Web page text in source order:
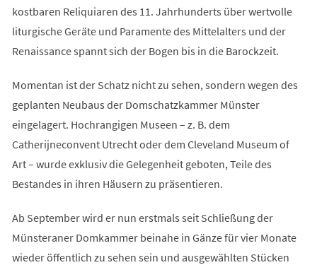
kostbaren Reliquiaren des 11. Jahrhunderts über wertvolle
liturgische Geräte und Paramente des Mittelalters und der
Renaissance spannt sich der Bogen bis in die Barockzeit.
Momentan ist der Schatz nicht zu sehen, sondern wegen des
geplanten Neubaus der Domschatzkammer Münster
eingelagert. Hochrangigen Museen – z. B. dem
Catherijneconvent Utrecht oder dem Cleveland Museum of
Art – wurde exklusiv die Gelegenheit geboten, Teile des
Bestandes in ihren Häusern zu präsentieren.
Ab September wird er nun erstmals seit Schließung der
Münsteraner Domkammer beinahe in Gänze für vier Monate
wieder öffentlich zu sehen sein und ausgewählten Stücken